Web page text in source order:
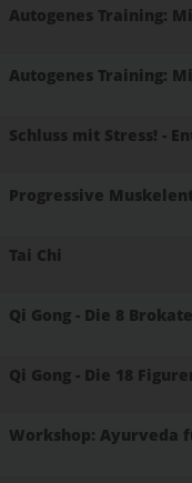
Autogenes Training:
Autogenes Training:
Schluss mit Stress! -
Progressive
Tai Chi
Qi Gong - Die 8
Qi Gong - Die 18
Workshop: Ayurveda